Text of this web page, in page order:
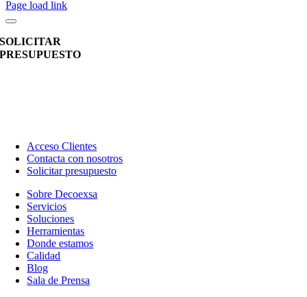
Page load link
SOLICITAR
PRESUPUESTO
Acceso Clientes
Contacta con nosotros
Solicitar presupuesto
SobreDecoexsa
Servicios
Soluciones
Herramientas
Donde estamos
Calidad
Blog
Sala de Prensa